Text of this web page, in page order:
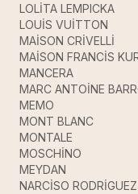
LOLİTA LEMPICKA
LOUİS VUİTTON
MAİSON CRİVELLİ
MAİSON FRANCİS
MANCERA
MARC ANTOİNE
MEMO
MONT BLANC
MONTALE
MOSCHİNO
MEYDAN
NARCİSO RODRİGUEZ